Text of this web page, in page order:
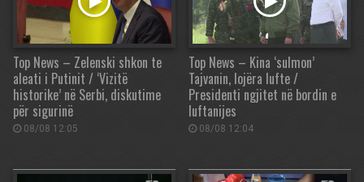
Top News – Zelenski shkon te
aleati i Putinit / ‘Vizitë
historike’ në Serbi, diskutime
për sigurinë
08/08 12:05
Top News – Kina ‘sulmon’
Tajvanin, lojëra lufte /
Presidenti ngjitet në bordin e
luftanijes
08/08 12:04